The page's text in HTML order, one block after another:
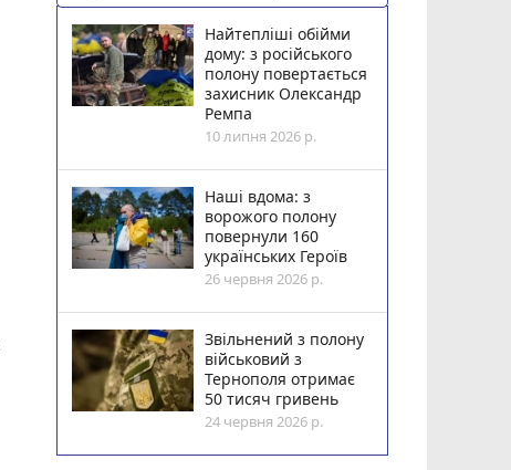
Найтепліші обійми
дому: з російського
полону повертається
захисник Олександр
Ремпа
10 липня 2026 р.
Наші вдома: з
ворожого полону
повернули 160
українських Героїв
26 червня 2026 р.
Звільнений з полону
військовий з
Тернополя отримає
50 тисяч гривень
24 червня 2026 р.